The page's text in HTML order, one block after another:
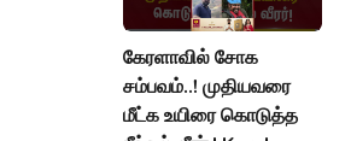
கேரளாவில் சோக
சம்பவம்..! முதியவரை
மீட்க உயிரை கொடுத்த